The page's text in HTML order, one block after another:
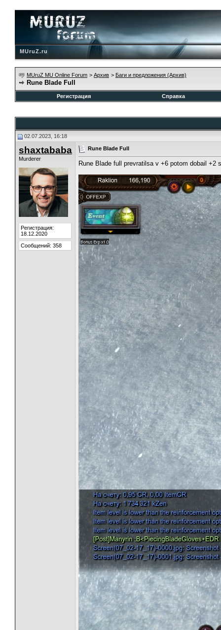
MUruZ.ru
MUruZ MU Online Forum > Архив > Баги и предложения (Архив)
Rune Blade Full
Регистрация Справка
02.07.2023, 16:18
shaxtababa
Murderer
Регистрация:
18.12.2020
Сообщений: 358
Rune Blade Full
Rune Blade full prevratilsa v +6 potom dobail +2